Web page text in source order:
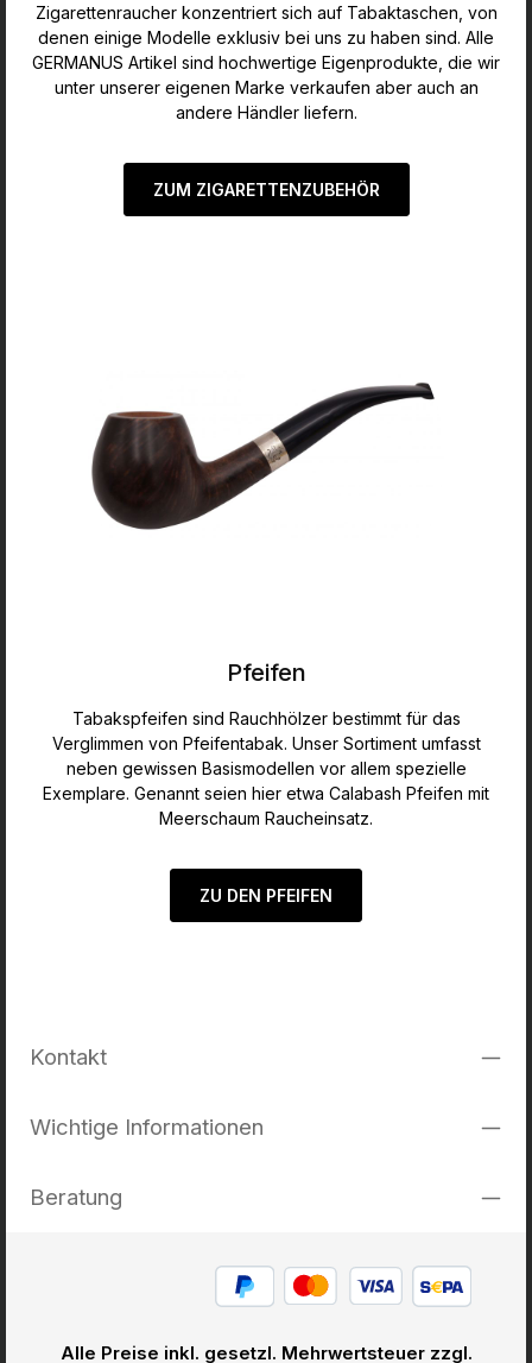
Zigarettenraucher konzentriert sich auf Tabaktaschen, von
denen einige Modelle exklusiv bei uns zu haben sind. Alle
GERMANUS Artikel sind hochwertige Eigenprodukte, die wir
unter unserer eigenen Marke verkaufen aber auch an
andere Händler liefern.
ZUM ZIGARETTENZUBEHÖR
Pfeifen
Tabakspfeifen sind Rauchhölzer bestimmt für das
Verglimmen von Pfeifentabak. Unser Sortiment umfasst
neben gewissen Basismodellen vor allem spezielle
Exemplare. Genannt seien hier etwa Calabash Pfeifen mit
Meerschaum Raucheinsatz.
ZU DEN PFEIFEN
Kontakt
Wichtige Informationen
Beratung
Alle Preise inkl. gesetzl. Mehrwertsteuer zzgl.